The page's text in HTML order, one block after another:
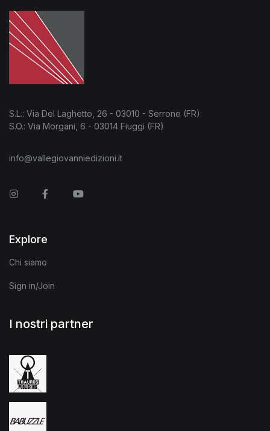
S.L.: Via Del Laghetto, 26 - 03010 - Serrone (FR)
S.O.: Via Morgani, 6 - 03014 Fiuggi (FR)
info@vallegiovanniedizioni.it
InstagramFacebookYou Tube
Explore
Chi siamo
Sign in/Join
I nostri partner